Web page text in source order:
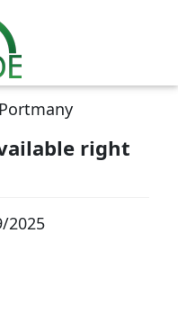
right
2025